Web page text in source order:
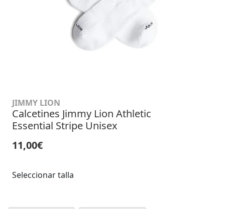
JIMMY LION
Calcetines Jimmy Lion Athletic
Essential Stripe Unisex
11,00€
Seleccionar talla